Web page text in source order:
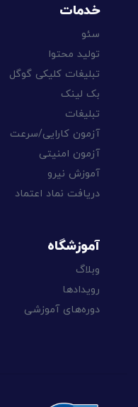
خدمات
سئو
تولید محتوا
تبلیغات کلیکی گوگل
بک لینک
تبلیغات
آزمون کارایی/سرعت
آزمون امنیتی
آموزش نیرو
دریافت نماد اعتماد
آموزشگاه
وبلاگ
رویدادها
دوره‌های آموزشی